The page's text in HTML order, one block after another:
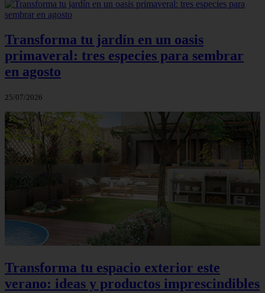
Transforma tu jardín en un oasis
primaveral: tres especies para sembrar
en agosto
25/07/2026
Transforma tu espacio exterior este
verano: ideas y productos imprescindibles